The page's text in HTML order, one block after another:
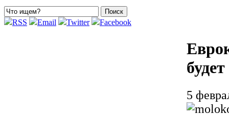
RSS Email Twitter Facebook
5